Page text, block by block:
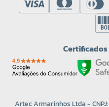
Artec Armarinhos Ltda -